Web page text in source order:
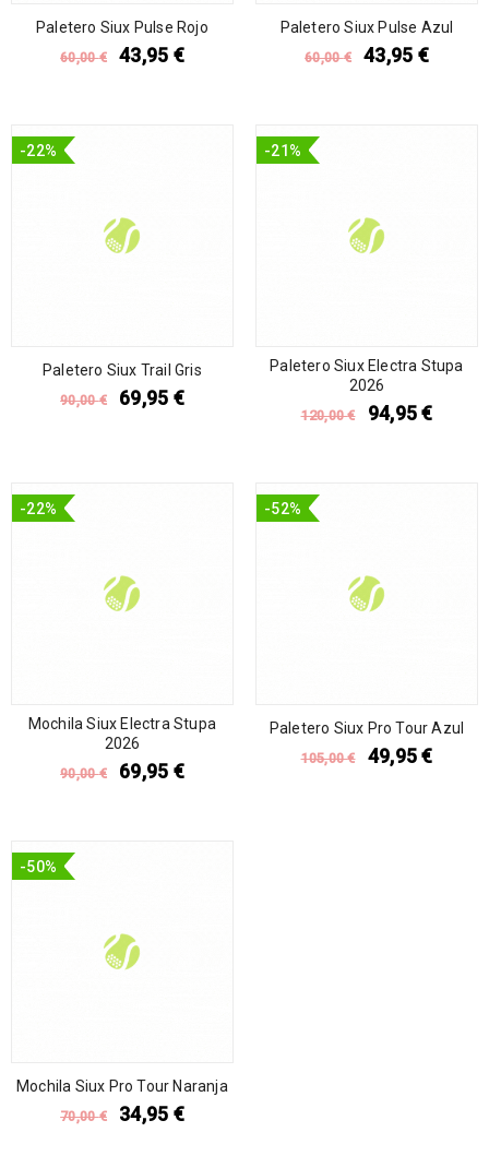
Paletero Siux Pulse Rojo
60,00€ 43,95 €
Paletero Siux Pulse Azul
60,00€ 43,95 €
-22%
Paletero Siux Trail Gris
90,00€ 69,95 €
-21%
Paletero Siux Electra Stupa
2026
120,00€ 94,95€
-22%
Mochila Siux Electra Stupa
2026
90,00€ 69,95 €
-52%
Paletero Siux Pro Tour Azul
105,00€ 49,95€
-50%
Mochila Siux Pro Tour Naranja
70,00€ 34,95 €